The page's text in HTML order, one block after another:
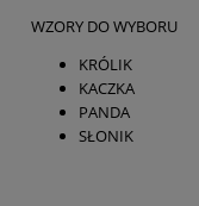
WZORY DO WYBORU
KRÓLIK
KACZKA
PANDA
SŁONIK